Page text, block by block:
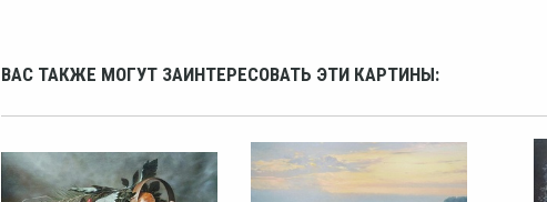
ВАС ТАКЖЕ МОГУТ ЗАИНТЕРЕСОВАТЬ ЭТИ КАРТИНЫ: